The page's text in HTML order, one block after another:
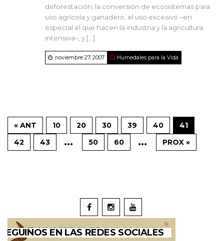
deforestación, la conversión de ecosistemas para
uso agrícola y ganadero, el uso excesivo –en
especial el que hacen la industria y la agricultura
intensiva–, y […]
noviembre 27, 2007 Humedales para la Vida
« ANT 10 20 30 39 40
41
42
43 ... 50 60 ... PROX »
SEGUINOS EN LAS REDES SOCIALES